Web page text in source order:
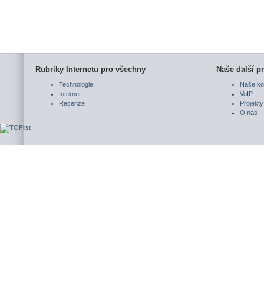
Rubriky Internetu pro všechny
Technologie
Internet
Recenze
Naše další
Naše
VoIP
Projekty
O nás